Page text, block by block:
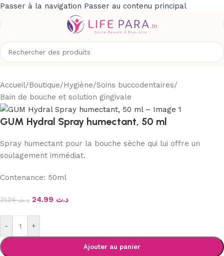
Passer à la navigation Passer au contenu principal
Accueil/Boutique/Hygiène/Soins buccodentaires/
Bain de bouche et solution gingivale
GUM Hydral Spray humectant, 50 ml
Spray humectant pour la bouche sèche qui lui offre un
soulagement immédiat.
Contenance: 50ml
د.ت31.24 د.ت
- +
Ajouter au panier